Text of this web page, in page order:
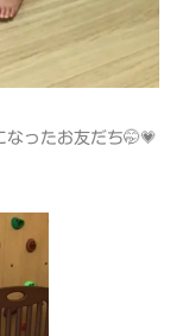
なったお友だち🤭💗